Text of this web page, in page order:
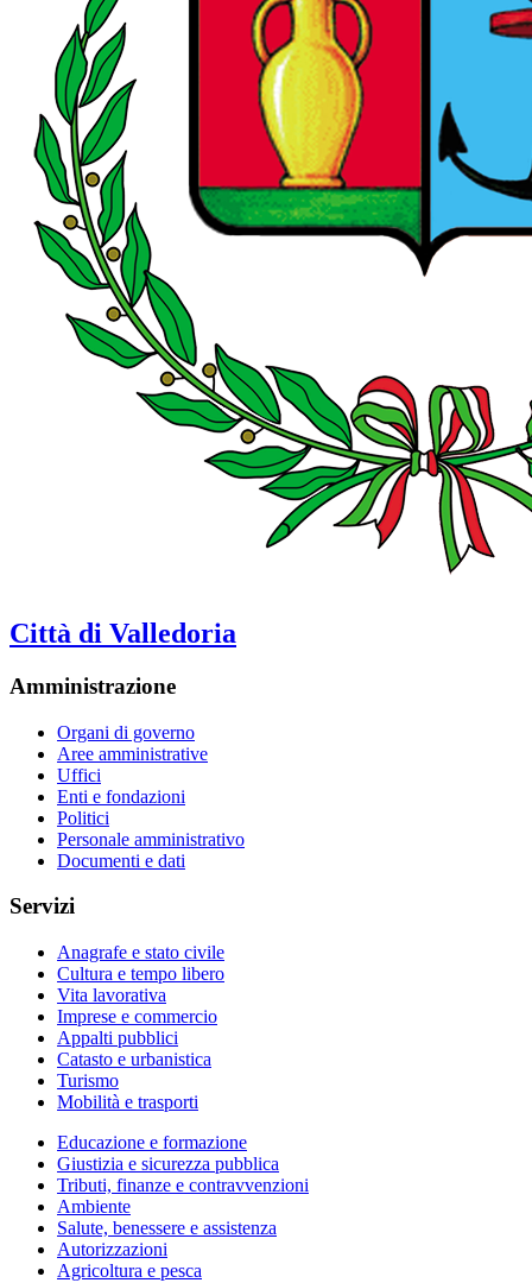
Città di Valledoria
Amministrazione
Organi di governo
Aree amministrative
Uffici
Enti e fondazioni
Politici
Personale amministrativo
Documenti e dati
Servizi
Anagrafe e stato civile
Cultura e tempo libero
Vita lavorativa
Imprese e commercio
Appalti pubblici
Catasto e urbanistica
Turismo
Mobilità e trasporti
Educazione e formazione
Giustizia e sicurezza pubblica
Tributi, finanze e contravvenzioni
Ambiente
Salute, benessere e assistenza
Autorizzazioni
Agricoltura e pesca